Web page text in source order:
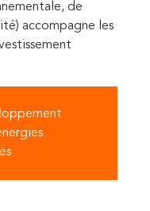
de
accompagne les